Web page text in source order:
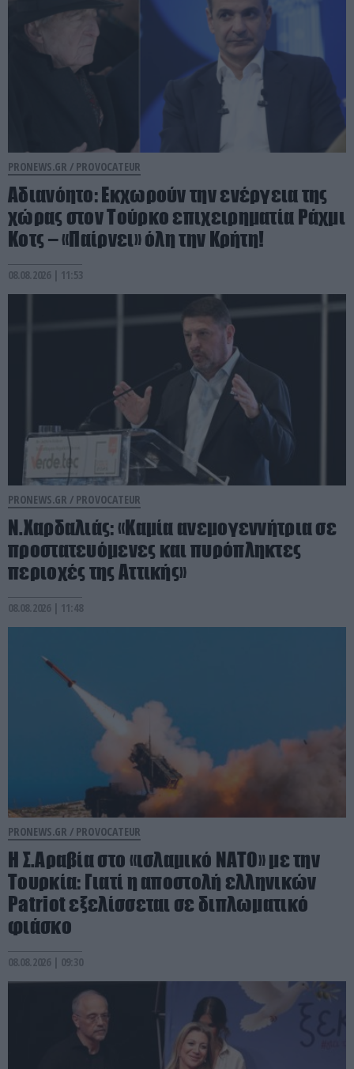
PRONEWS.GR / PROVOCATEUR
Αδιανόητο: Εκχωρούν την ενέργεια της
χώρας στον Τούρκο επιχειρηματία Ράχμι
Κοτς – «Παίρνει» όλη την Κρήτη!
08.08.2026 | 11:53
PRONEWS.GR / PROVOCATEUR
Ν.Χαρδαλιάς: «Καμία ανεμογεννήτρια σε
προστατευόμενες και πυρόπληκτες
περιοχές της Αττικής»
08.08.2026 | 11:48
PRONEWS.GR / PROVOCATEUR
Η Σ.Αραβία στο «ισλαμικό ΝΑΤΟ» με την
Τουρκία: Γιατί η αποστολή ελληνικών
Patriot εξελίσσεται σε διπλωματικό
φιάσκο
08.08.2026 | 09:30